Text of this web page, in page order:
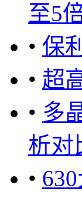
至5
• 保
• 超
• 多
析对
•